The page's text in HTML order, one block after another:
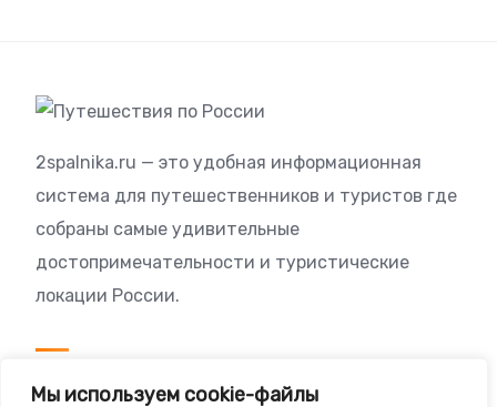
Мы используем cookie-файлы
2spalnika.ru — это удобная информационная
система для путешественников и туристов где
собраны самые удивительные
достопримечательности и туристические
локации России.